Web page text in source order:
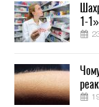
1-1»